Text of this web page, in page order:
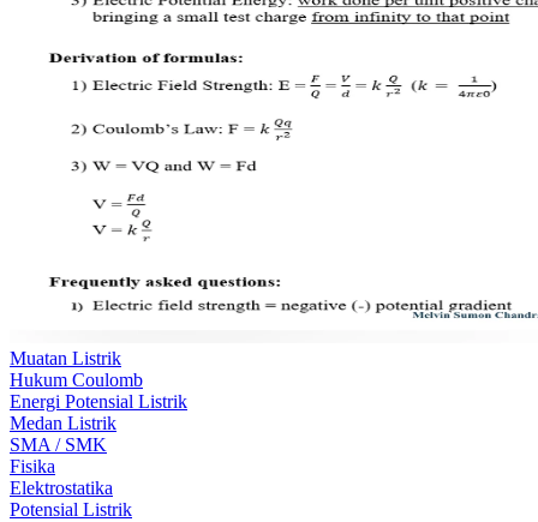
Muatan Listrik
Hukum Coulomb
Energi Potensial Listrik
Medan Listrik
SMA / SMK
Fisika
Elektrostatika
Potensial Listrik